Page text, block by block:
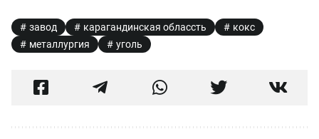
завод карагандинская облассть
кокс
металлургия
уголь